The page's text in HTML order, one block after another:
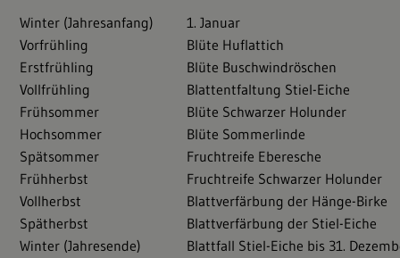
Winter (Jahresanfang)
1. Januar
Vorfrühling
Blüte Huflattich
Erstfrühling
Blüte Buschwindröschen
Vollfrühling
Blattentfaltung Stiel-Eiche
Frühsommer
Blüte Schwarzer Holunder
Hochsommer
Blüte Sommerlinde
Spätsommer
Fruchtreife Eberesche
Frühherbst
Fruchtreife Schwarzer Holunder
Vollherbst
Blattverfärbung der Hänge-Birke
Spätherbst
Blattverfärbung der Stiel-Eiche
Winter (Jahresende)
Blattfall Stiel-Eiche bis 31.